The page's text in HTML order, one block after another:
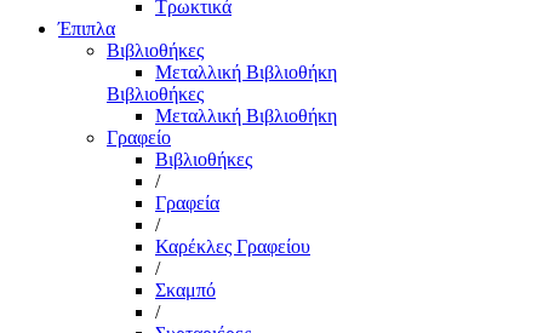
Τρωκτικά
Έπιπλα
Βιβλιοθήκες
Μεταλλική Βιβλιοθήκη
Βιβλιοθήκες
Μεταλλική Βιβλιοθήκη
Γραφείο
Βιβλιοθήκες
/
Γραφεία
/
Καρέκλες Γραφείου
/
Σκαμπό
/